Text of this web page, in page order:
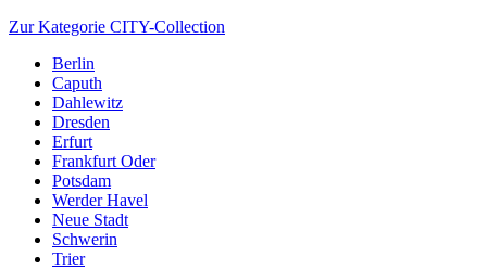
Zur Kategorie CITY-Collection
Berlin
Caputh
Dahlewitz
Dresden
Erfurt
Frankfurt Oder
Potsdam
Werder Havel
Neue Stadt
Schwerin
Trier